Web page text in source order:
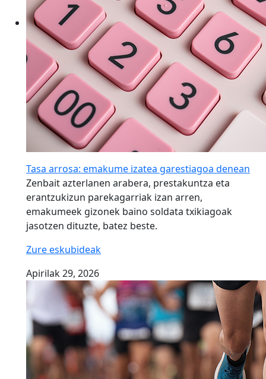
Tasa arrosa: emakume izatea garestiagoa denean
Zenbait azterlanen arabera, prestakuntza eta
erantzukizun parekagarriak izan arren,
emakumeek gizonek baino soldata txikiagoak
jasotzen dituzte, batez beste.
Zure eskubideak
Apirilak 29, 2026